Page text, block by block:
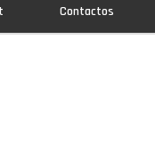
Contactos